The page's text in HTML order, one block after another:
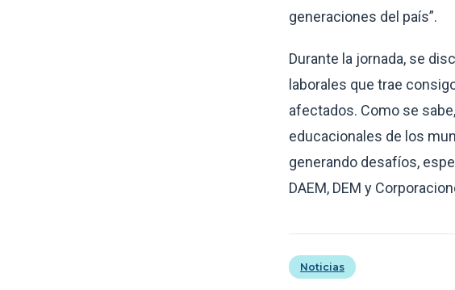
generaciones del país”.
Durante la jornada, se
laborales que trae
afectados. Como se
educacionales de los
generando desafíos,
DAEM, DEM y
Noticias